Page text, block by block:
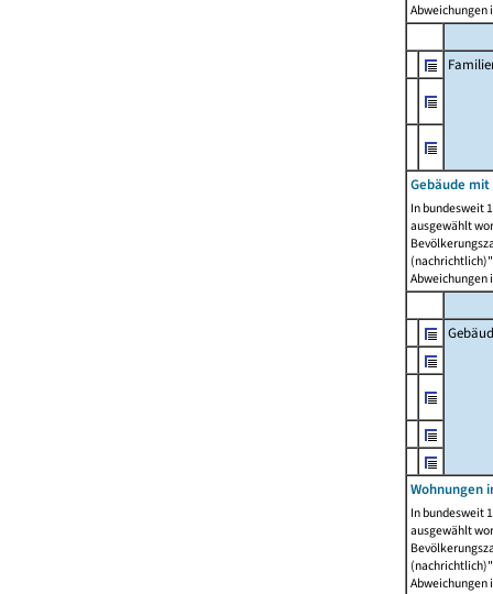
Abweichungen
Gebäude
In bundesweit
ausgewählt
Abweichungen
Wohnungen
In bundesweit
ausgewählt
Abweichungen